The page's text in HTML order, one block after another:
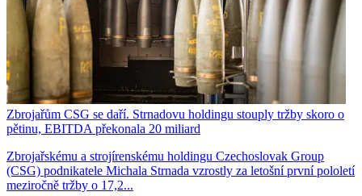
Zbrojařům CSG se daří. Strnadovu holdingu stouply tržby skoro o
pětinu, EBITDA překonala 20 miliard
Zbrojařskému a strojírenskému holdingu Czechoslovak Group
(CSG) podnikatele Michala Strnada vzrostly za letošní první pololetí
meziročně tržby o 17,2...